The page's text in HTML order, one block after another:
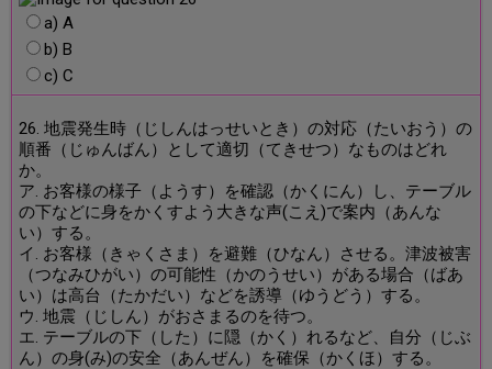
a) A
b) B
c) C
26. 地震発生時（じしんはっせいとき）の対応（たいおう）の
順番（じゅんばん）として適切（てきせつ）なものはどれ
か。
ア. お客様の様子（ようす）を確認（かくにん）し、テーブル
の下などに身をかくすよう大きな声(こえ)で案内（あんな
い）する。
イ. お客様（きゃくさま）を避難（ひなん）させる。津波被害
（つなみひがい）の可能性（かのうせい）がある場合（ばあ
い）は高台（たかだい）などを誘導（ゆうどう）する。
ウ. 地震（じしん）がおさまるのを待つ。
エ. テーブルの下（した）に隠（かく）れるなど、自分（じぶ
ん）の身(み)の安全（あんぜん）を確保（かくほ）する。